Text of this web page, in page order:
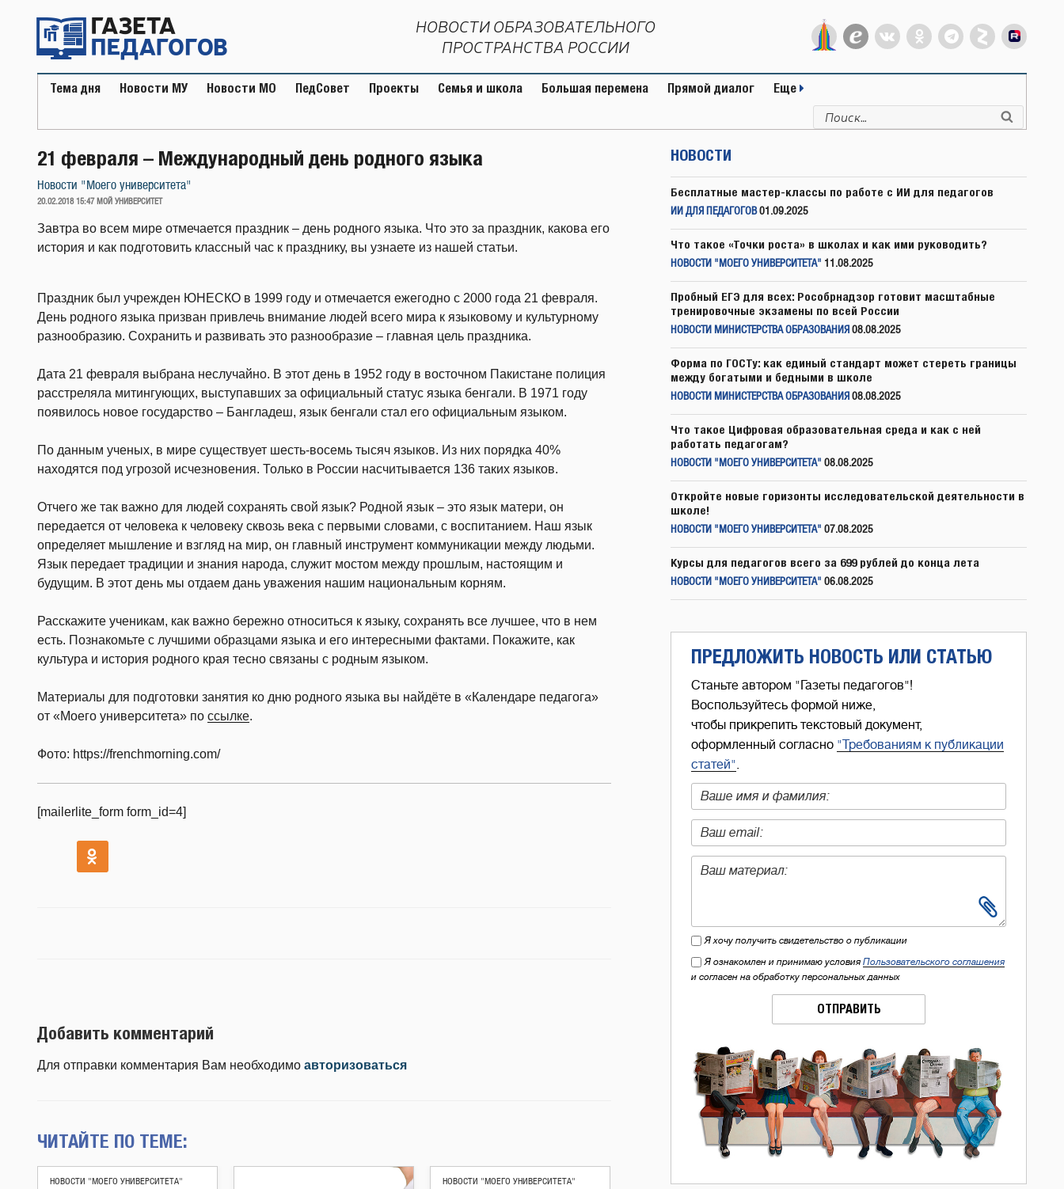
содержимому
НОВОСТИ ОБРАЗОВАТЕЛЬНОГО
ПРОСТРАНСТВА РОССИИ
Тема дня Новости МУ Новости МО ПедСовет Проекты Семья и школа Большая перемена Прямой диалог Еще
Искать:
21 февраля – Международный день родного языка
Новости "Моего университета"
ОПУБЛИКОВАНО
20.02.2018 15:47 МОЙ УНИВЕРСИТЕТ
Завтра во всем мире отмечается праздник – день родного языка. Что это за праздник, какова его
история и как подготовить классный час к празднику, вы узнаете из нашей статьи.
Праздник был учрежден ЮНЕСКО в 1999 году и отмечается ежегодно с 2000 года 21 февраля.
День родного языка призван привлечь внимание людей всего мира к языковому и культурному
разнообразию. Сохранить и развивать это разнообразие – главная цель праздника.
Дата 21 февраля выбрана неслучайно. В этот день в 1952 году в восточном Пакистане полиция
расстреляла митингующих, выступавших за официальный статус языка бенгали. В 1971 году
появилось новое государство – Бангладеш, язык бенгали стал его официальным языком.
По данным ученых, в мире существует шесть-восемь тысяч языков. Из них порядка 40%
находятся под угрозой исчезновения. Только в России насчитывается 136 таких языков.
Отчего же так важно для людей сохранять свой язык? Родной язык – это язык матери, он
передается от человека к человеку сквозь века с первыми словами, с воспитанием. Наш язык
определяет мышление и взгляд на мир, он главный инструмент коммуникации между людьми.
Язык передает традиции и знания народа, служит мостом между прошлым, настоящим и
будущим. В этот день мы отдаем дань уважения нашим национальным корням.
Расскажите ученикам, как важно бережно относиться к языку, сохранять все лучшее, что в нем
есть. Познакомьте с лучшими образцами языка и его интересными фактами. Покажите, как
культура и история родного края тесно связаны с родным языком.
Материалы для подготовки занятия ко дню родного языка вы найдёте в «Календаре педагога»
от «Моего университета» по ссылке.
Фото: https://frenchmorning.com/
[mailerlite_form form_id=4]
Добавить комментарий
Для отправки комментария Вам необходимо авторизоваться
ЧИТАЙТЕ ПО ТЕМЕ:
НОВОСТИ "МОЕГО УНИВЕРСИТЕТА" НОВОСТИ "МОЕГО УНИВЕРСИТЕТА"
НОВОСТИ
Бесплатные мастер-классы по работе с ИИ для педагогов
ИИ ДЛЯ ПЕДАГОГОВ 01.09.2025
Что такое «Точки роста» в школах и как ими руководить?
НОВОСТИ "МОЕГО УНИВЕРСИТЕТА" 11.08.2025
Пробный ЕГЭ для всех: Рособрнадзор готовит масштабные
тренировочные экзамены по всей России
НОВОСТИ МИНИСТЕРСТВА ОБРАЗОВАНИЯ 08.08.2025
Форма по ГОСТу: как единый стандарт может стереть границы
между богатыми и бедными в школе
НОВОСТИ МИНИСТЕРСТВА ОБРАЗОВАНИЯ 08.08.2025
Что такое Цифровая образовательная среда и как с ней
работать педагогам?
НОВОСТИ "МОЕГО УНИВЕРСИТЕТА" 08.08.2025
Откройте новые горизонты исследовательской деятельности в
школе!
НОВОСТИ "МОЕГО УНИВЕРСИТЕТА" 07.08.2025
Курсы для педагогов всего за 699 рублей до конца лета
НОВОСТИ "МОЕГО УНИВЕРСИТЕТА" 06.08.2025
ПРЕДЛОЖИТЬ НОВОСТЬ ИЛИ СТАТЬЮ
Станьте автором "Газеты педагогов"!
Воспользуйтесь формой ниже,
чтобы прикрепить текстовый документ,
оформленный согласно "Требованиям к публикации
статей".
Я хочу получить свидетельство о публикации
Я ознакомлен и принимаю условия Пользовательского соглашения
и согласен на обработку персональных данных
ОТПРАВИТЬ